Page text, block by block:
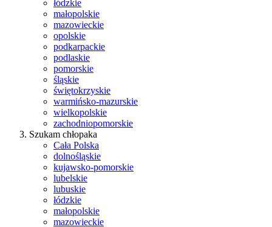
łódzkie
małopolskie
mazowieckie
opolskie
podkarpackie
podlaskie
pomorskie
śląskie
świętokrzyskie
warmińsko-mazurskie
wielkopolskie
zachodniopomorskie
Szukam chłopaka
Cała Polska
dolnośląskie
kujawsko-pomorskie
lubelskie
lubuskie
łódzkie
małopolskie
mazowieckie